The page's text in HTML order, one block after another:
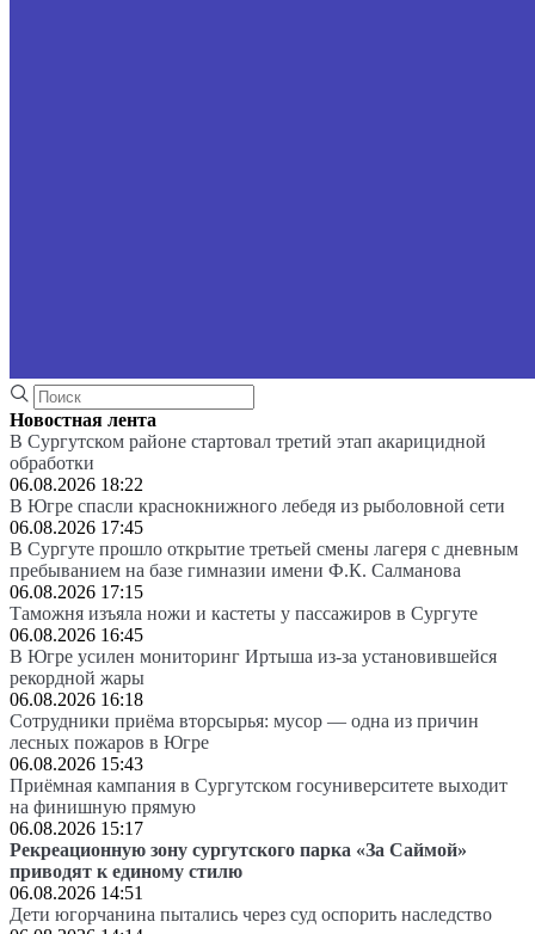
Новостная лента
В Сургутском районе стартовал третий этап акарицидной
обработки
06.08.2026 18:22
В Югре спасли краснокнижного лебедя из рыболовной сети
06.08.2026 17:45
В Сургуте прошло открытие третьей смены лагеря с дневным
пребыванием на базе гимназии имени Ф.К. Салманова
06.08.2026 17:15
Таможня изъяла ножи и кастеты у пассажиров в Сургуте
06.08.2026 16:45
В Югре усилен мониторинг Иртыша из-за установившейся
рекордной жары
06.08.2026 16:18
Сотрудники приёма вторсырья: мусор — одна из причин
лесных пожаров в Югре
06.08.2026 15:43
Приёмная кампания в Сургутском госуниверситете выходит
на финишную прямую
06.08.2026 15:17
Рекреационную зону сургутского парка «За Саймой»
приводят к единому стилю
06.08.2026 14:51
Дети югорчанина пытались через суд оспорить наследство